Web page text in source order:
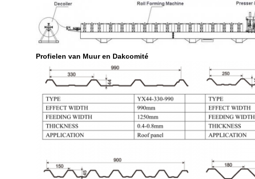
Profielen van Muur en Dakcomité